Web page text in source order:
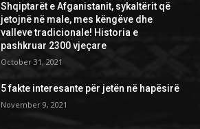
Shqiptarët e Afganistanit, sykaltërit që
jetojnë në male, mes këngëve dhe
valleve tradicionale! Historia e
pashkruar 2300 vjeçare
October 31, 2021
5 fakte interesante për jetën në hapësirë
November 9, 2021